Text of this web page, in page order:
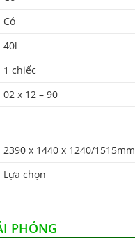
Có
40l
1 chiếc
02 x 12 – 90
2390 x 1440 x 1240/1515mm
Lựa chọn
PHÓNG